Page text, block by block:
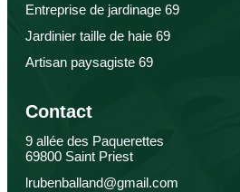
Entreprise de jardinage 69
Jardinier taille de haie 69
Artisan paysagiste 69
Contact
9 allée des Paquerettes
69800 Saint Priest
lrubenballand@gmail.com